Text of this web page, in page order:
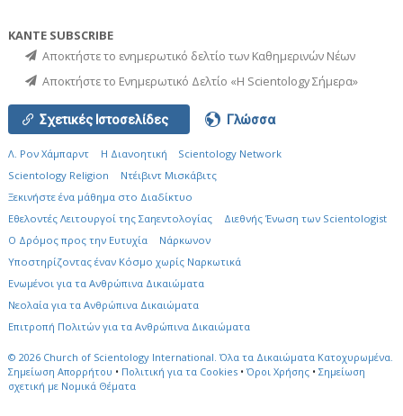
ΚΑΝΤΕ SUBSCRIBE
Αποκτήστε το ενημερωτικό δελτίο των Καθημερινών Νέων
Αποκτήστε το Ενημερωτικό Δελτίο «Η Scientology Σήμερα»
Σχετικές Ιστοσελίδες Γλώσσα
Λ. Ρον Χάμπαρντ Η Διανοητική
Scientology Network
Scientology Religion
Ντέιβιντ Μισκάβιτς
Ξεκινήστε ένα μάθημα στο Διαδίκτυο
Εθελοντές Λειτουργοί της Σαηεντολογίας
Διεθνής Ένωση των Scientologist
Ο Δρόμος προς την Ευτυχία
Νάρκωνον
Υποστηρίζοντας έναν Κόσμο χωρίς Ναρκωτικά
Ενωµένοι για τα Ανθρώπινα Δικαιώµατα
Νεολαία για τα Ανθρώπινα Δικαιώματα
Επιτροπή Πολιτών για τα Ανθρώπινα Δικαιώματα
© 2026 Church of Scientology International. Όλα τα Δικαιώματα Κατοχυρωμένα.
Σημείωση Απορρήτου • Πολιτική για τα Cookies • Όροι Χρήσης • Σημείωση
σχετική με Νομικά Θέματα